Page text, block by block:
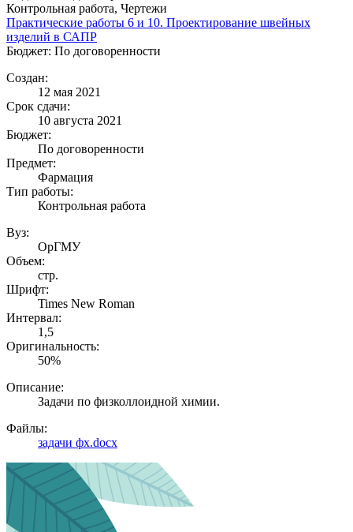
Контрольная работа, Чертежи
Практические работы 6 и 10. Проектирование швейных
изделий в САПР
Бюджет: По договоренности
Создан:
12 мая 2021
Срок сдачи:
10 августа 2021
Бюджет:
По договоренности
Предмет:
Фармация
Тип работы:
Контрольная работа
Вуз:
ОрГМУ
Объем:
стр.
Шрифт:
Times New Roman
Интервал:
1,5
Оригинальность:
50%
Описание:
Задачи по физколлоидной химии.
Файлы:
задачи фх.docx